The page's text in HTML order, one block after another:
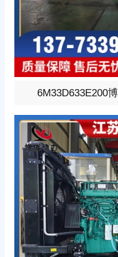
600KW柴油发电机组，
V型6缸发动机配套昇丰
两年。标配自启动自保
6M33D633E200